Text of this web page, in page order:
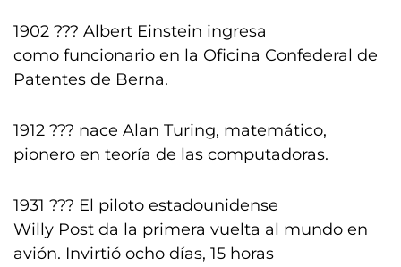
1902 ??? Albert Einstein ingresa
como funcionario en la Oficina Confederal de
Patentes de Berna.
1912 ??? nace Alan Turing, matemático,
pionero en teoría de las computadoras.
1931 ??? El piloto estadounidense
Willy Post da la primera vuelta al mundo en
avión. Invirtió ocho días, 15 horas